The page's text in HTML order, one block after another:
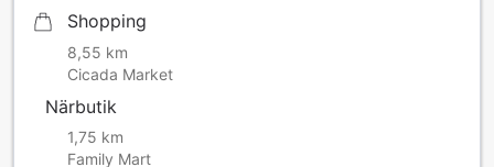
Shopping
8,55 km
Cicada Market
Närbutik
1,75 km
Family Mart